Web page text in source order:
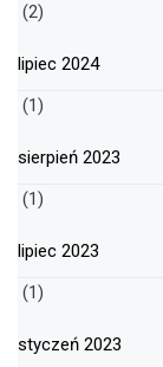
(2)
lipiec 2024
(1)
sierpień 2023
(1)
lipiec 2023
(1)
styczeń 2023